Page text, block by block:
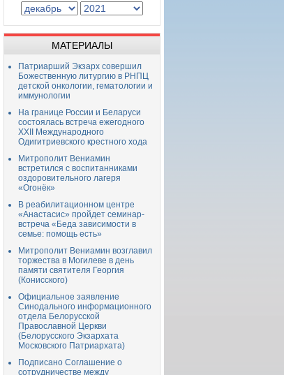
МАТЕРИАЛЫ
Патриарший Экзарх совершил
Божественную литургию в РНПЦ
детской онкологии, гематологии и
иммунологии
На границе России и Беларуси
состоялась встреча ежегодного
XXII Международного
Одигитриевского крестного хода
Митрополит Вениамин
встретился с воспитанниками
оздоровительного лагеря
«Огонёк»
В реабилитационном центре
«Анастасис» пройдет семинар-
встреча «Беда зависимости в
семье: помощь есть»
Митрополит Вениамин возглавил
торжества в Могилеве в день
памяти святителя Георгия
(Конисского)
Официальное заявление
Синодального информационного
отдела Белорусской
Православной Церкви
(Белорусского Экзархата
Московского Патриархата)
Подписано Соглашение о
сотрудничестве между